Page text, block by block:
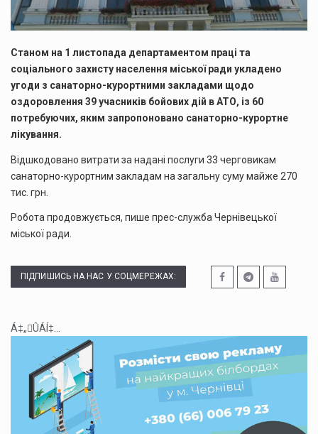
Станом на 1 листопада департаментом праці та
соціального захисту населення міської ради укладено
угоди з санаторно-курортними закладами щодо
оздоровлення 39 учасників бойових дій в АТО, із 60
потребуючих, яким запропоновано санаторно-курортне
лікування.
Відшкодовано витрати за надані послуги 33 черговикам
санаторно-курортним закладам на загальну суму майже 270
тис. грн.
Робота продовжується, пише прес-служба Чернівецької
міської ради.
ПІДПИШИСЬ НА НАС У СОЦМЕРЕЖАХ:
Á‡„ÛÁÍ‡...